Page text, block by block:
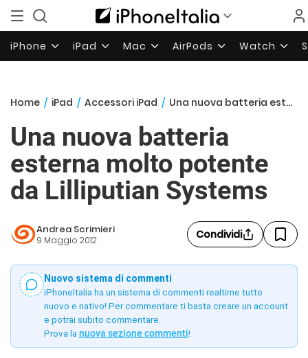
iPhone iPad Mac AirPods Watch
Home / iPad / Accessori iPad / Una nuova batteria esterna molto potente da Lilliputian Systems
Una nuova batteria
esterna molto potente
da Lilliputian Systems
Andrea Scrimieri
9 Maggio 2012 Condividi
Nuovo sistema di commenti
iPhoneItalia ha un sistema di commenti realtime tutto
nuovo e nativo! Per commentare ti basta creare un account
e potrai subito commentare.
Prova la nuova sezione commenti!